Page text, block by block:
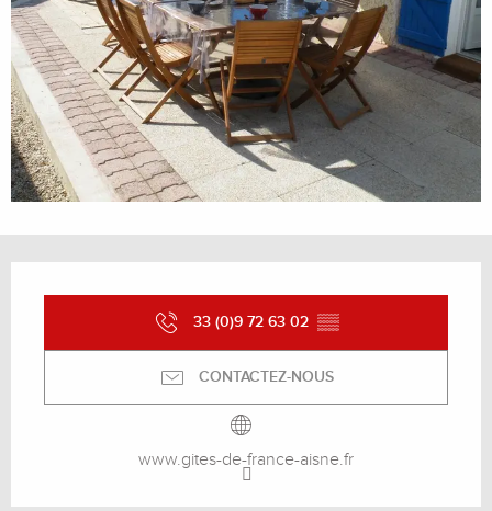
33 (0)9 72 63 02 ▒▒
CONTACTEZ-NOUS
www.gites-de-france-aisne.fr